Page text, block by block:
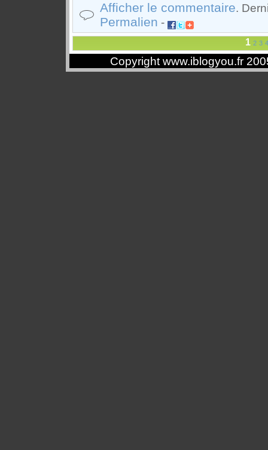
Afficher le commentaire.
Permalien -
1 2 3 4
Copyright www.iblogyou.fr